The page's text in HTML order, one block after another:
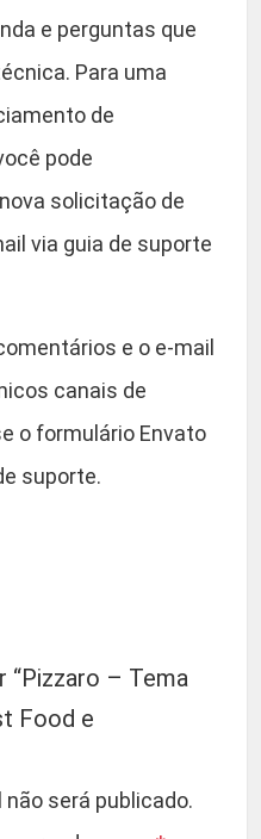
e perguntas que
Para uma
de
pode
solicitação de
via guia de suporte
e o e-mail
canais de
o formulário Envato
suporte.
“Pizzaro – Tema
Food e
será publicado.